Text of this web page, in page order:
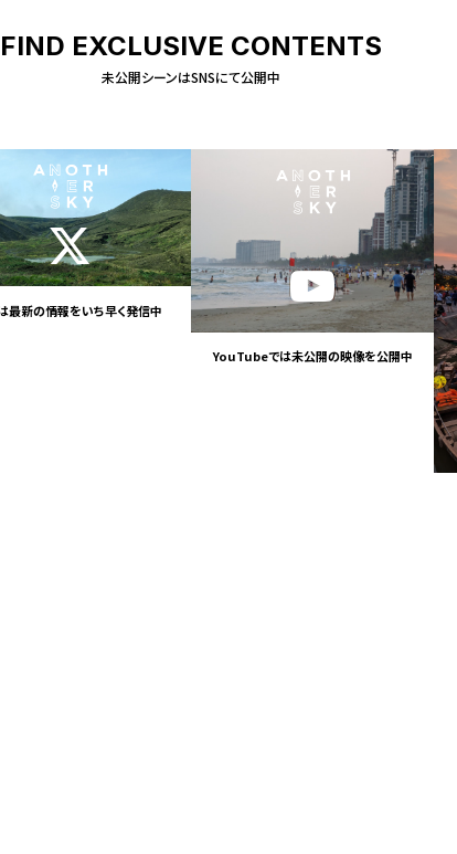
FIND EXCLUSIVE CONTENTS
未公開シーンはSNSにて公開中
最新の情報をいち早く発信中
YouTubeでは未公開の映像を公開中